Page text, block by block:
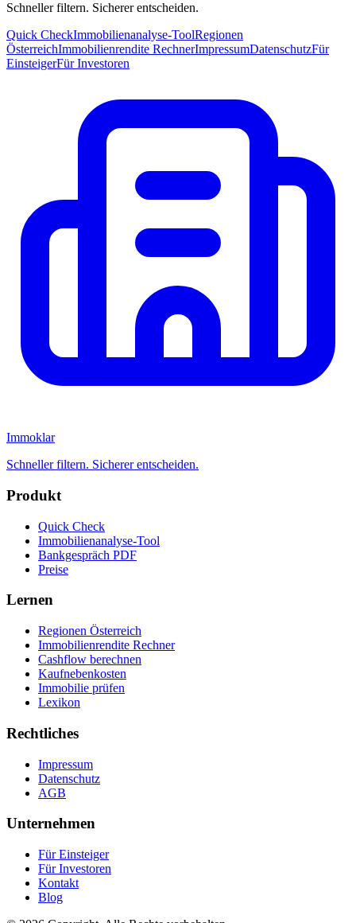
Schneller filtern. Sicherer entscheiden.
Quick CheckImmobilienanalyse-ToolRegionen
ÖsterreichImmobilienrendite RechnerImpressumDatenschutzFür
EinsteigerFür Investoren
Immoklar
Schneller filtern. Sicherer entscheiden.
Produkt
Quick Check
Immobilienanalyse-Tool
Bankgespräch PDF
Preise
Lernen
Regionen Österreich
Immobilienrendite Rechner
Cashflow berechnen
Kaufnebenkosten
Immobilie prüfen
Lexikon
Rechtliches
Impressum
Datenschutz
AGB
Unternehmen
Für Einsteiger
Für Investoren
Kontakt
Blog